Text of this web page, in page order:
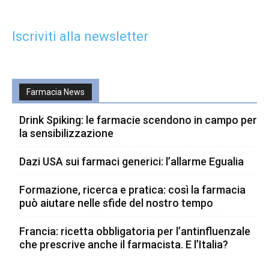
Iscriviti alla newsletter
Farmacia News
Drink Spiking: le farmacie scendono in campo per
la sensibilizzazione
Dazi USA sui farmaci generici: l’allarme Egualia
Formazione, ricerca e pratica: così la farmacia
può aiutare nelle sfide del nostro tempo
Francia: ricetta obbligatoria per l’antinfluenzale
che prescrive anche il farmacista. E l’Italia?